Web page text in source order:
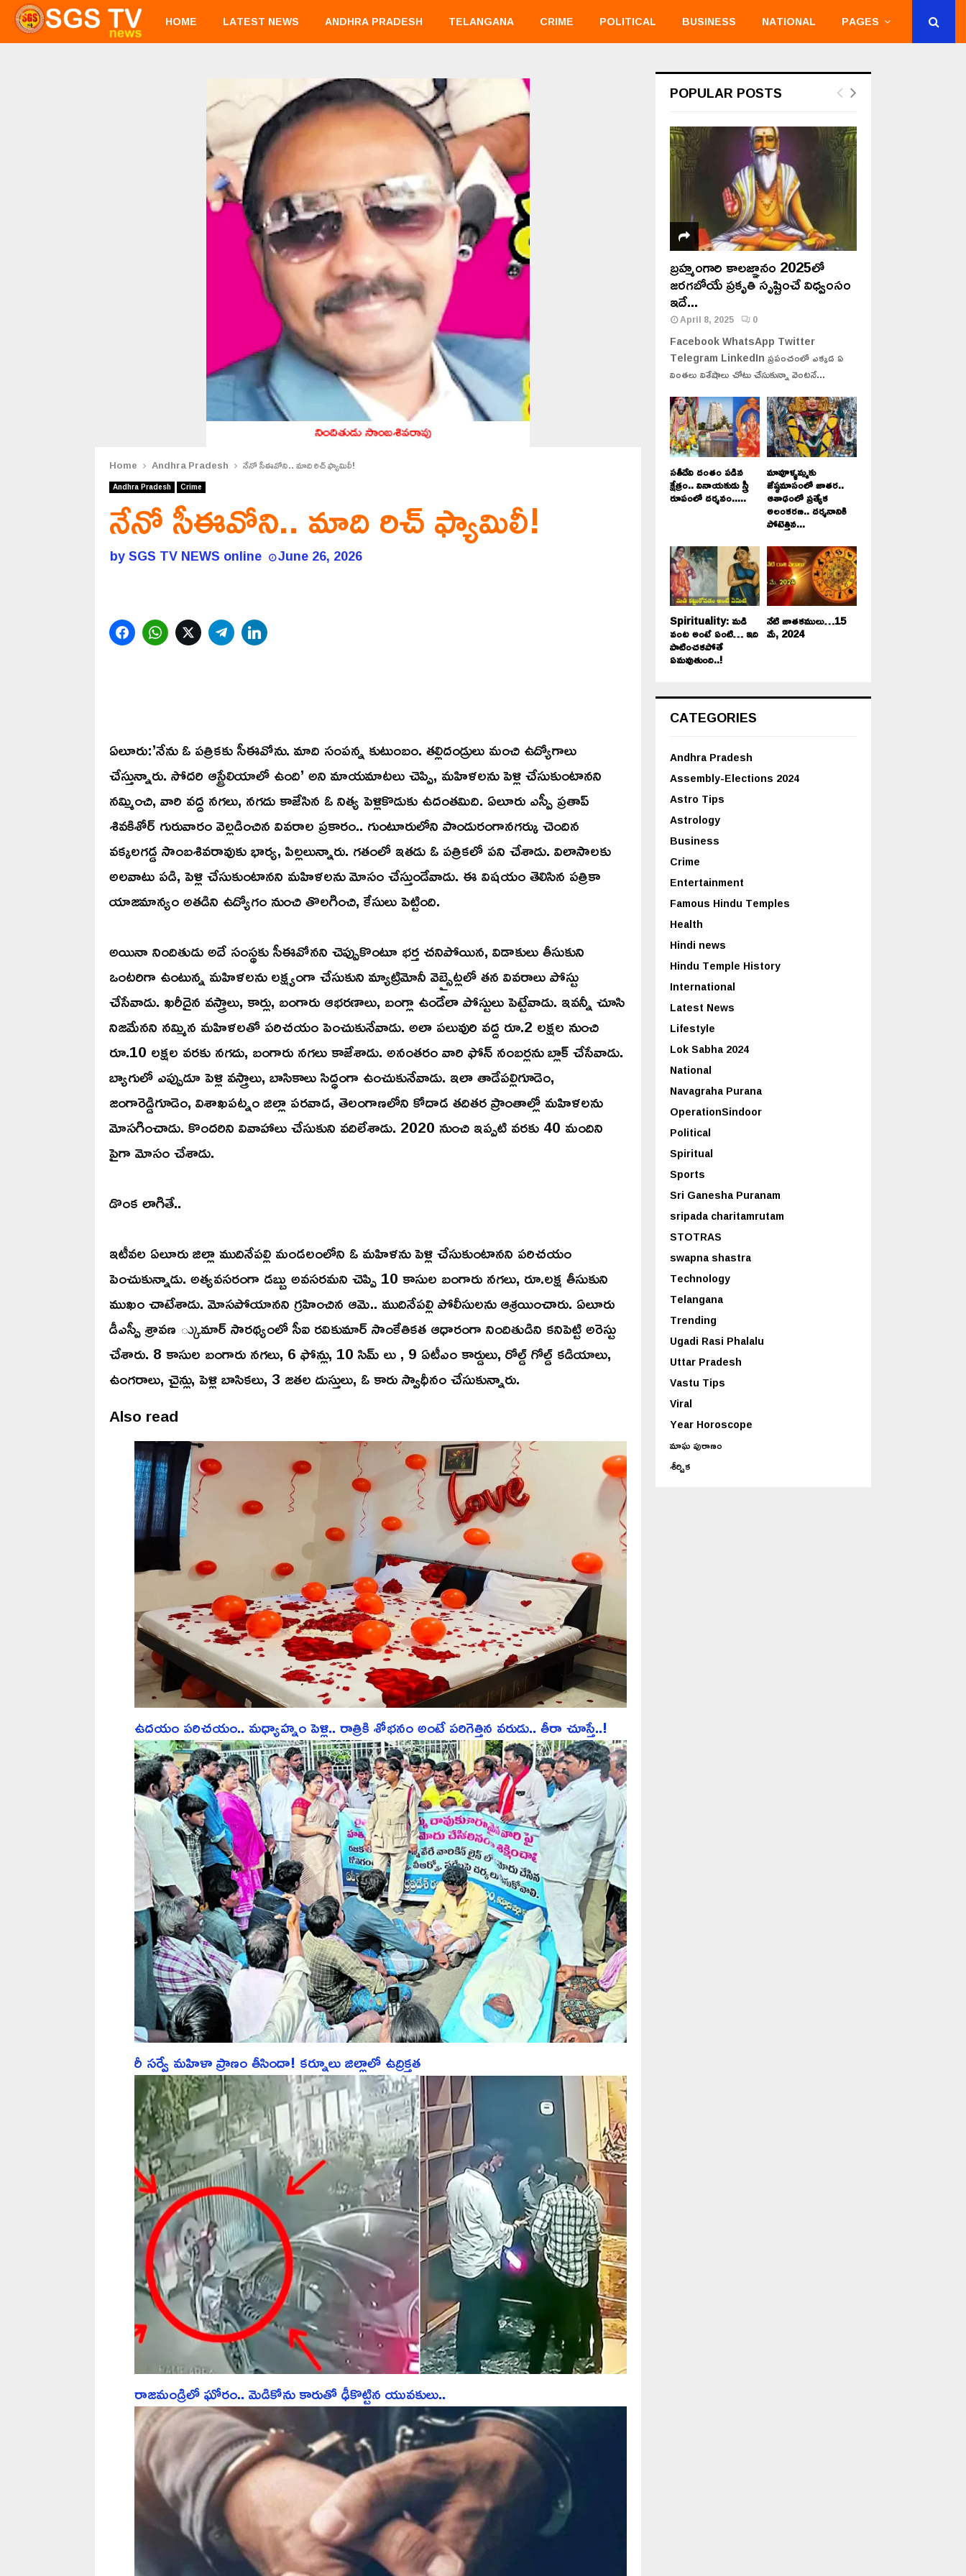
HOME LATEST NEWS ANDHRA PRADESH TELANGANA CRIME POLITICAL BUSINESS NATIONAL PAGES
Home Andhra Pradesh నేనో సీఈవోని.. మాది రిచ్ ఫ్యామిలీ!
Andhra Pradesh Crime
నేనో సీఈవోని.. మాది రిచ్ ఫ్యామిలీ!
bySGS TV NEWS online June 26, 2026
FacebookWhatsAppTwitterTelegram
ఏలూరు:’నేను ఓ పత్రికకు సీఈవోను. మాది సంపన్న కుటుంబం. తల్లిదండ్రులు మంచి ఉద్యోగాలు
చేస్తున్నారు. సోదరి ఆస్ట్రేలియాలో ఉంది’ అని మాయమాటలు చెప్పి, మహిళలను పెళ్లి చేసుకుంటానని
నమ్మించి, వారి వద్ద నగలు, నగదు కాజేసిన ఓ నిత్య పెళ్లికొడుకు ఉదంతమిది. ఏలూరు ఎస్పీ ప్రతాప్
శివకిశోర్ గురువారం వెల్లడించిన వివరాల ప్రకారం.. గుంటూరులోని పాండురంగానగర్కు చెందిన
వక్కలగడ్డ సాంబశివరావుకు భార్య, పిల్లలున్నారు. గతంలో ఇతడు ఓ పత్రికలో పని చేశాడు. విలాసాలకు
అలవాటు పడి, పెళ్లి చేసుకుంటానని మహిళలను మోసం చేస్తుండేవాడు. ఈ విషయం తెలిసిన పత్రికా
యాజమాన్యం అతడిని ఉద్యోగం నుంచి తొలగించి, కేసులు పెట్టింది.
అయినా నిందితుడు అదే సంస్థకు సీఈవోనని చెప్పుకొంటూ భర్త చనిపోయిన, విడాకులు తీసుకుని
ఒంటరిగా ఉంటున్న మహిళలను లక్ష్యంగా చేసుకుని మ్యాట్రిమోనీ వెబ్సైట్లలో తన వివరాలు పోస్టు
చేసేవాడు. ఖరీదైన వస్త్రాలు, కార్లు, బంగారు ఆభరణాలు, బంగ్లా ఉండేలా పోస్టులు పెట్టేవాడు. ఇవన్నీ చూసి
నిజమేనని నమ్మిన మహిళలతో పరిచయం పెంచుకునేవాడు. అలా పలువురి వద్ద రూ.2 లక్షల నుంచి
రూ.10 లక్షల వరకు నగదు, బంగారు నగలు కాజేశాడు. అనంతరం వారి ఫోన్ నంబర్లను బ్లాక్ చేసేవాడు.
బ్యాగులో ఎప్పుడూ పెళ్లి వస్త్రాలు, బాసికాలు సిద్ధంగా ఉంచుకునేవాడు. ఇలా తాడేపల్లిగూడెం,
జంగారెడ్డిగూడెం, విశాఖపట్నం జిల్లా పరవాడ, తెలంగాణలోని కోదాడ తదితర ప్రాంతాల్లో మహిళలను
మోసగించాడు. కొందరిని వివాహాలు చేసుకుని వదిలేశాడు. 2020 నుంచి ఇప్పటి వరకు 40 మందిని
పైగా మోసం చేశాడు.
డొంక లాగితే..
ఇటీవల ఏలూరు జిల్లా ముదినేపల్లి మండలంలోని ఓ మహిళను పెళ్లి చేసుకుంటానని పరిచయం
పెంచుకున్నాడు. అత్యవసరంగా డబ్బు అవసరమని చెప్పి 10 కాసుల బంగారు నగలు, రూ.లక్ష తీసుకుని
ముఖం చాటేశాడు. మోసపోయానని గ్రహించిన ఆమె.. ముదినేపల్లి పోలీసులను ఆశ్రయించారు. ఏలూరు
డీఎస్పీ శ్రావణ ్కుమార్ సారథ్యంలో సీఐ రవికుమార్ సాంకేతికత ఆధారంగా నిందితుడిని కనిపెట్టి అరెస్టు
చేశారు. 8 కాసుల బంగారు నగలు, 6 ఫోన్లు, 10 సిమ్ లు , 9 ఏటీఎం కార్డులు, రోల్డ్ గోల్డ్ కడియాలు,
ఉంగరాలు, చైన్లు, పెళ్లి బాసికలు, 3 జతల దుస్తులు, ఓ కారు స్వాధీనం చేసుకున్నారు.
Also read
ఉదయం పరిచయం.. మధ్యాహ్నం పెళ్లి.. రాత్రికి శోభనం అంటే పరిగెత్తిన వరుడు.. తీరా చూస్తే..!
రీ సర్వే మహిళా ప్రాణం తీసిందా! కర్నూలు జిల్లాలో ఉద్రిక్తత
రాజమండ్రిలో ఘోరం.. మెడికోను కారుతో ఢీకొట్టిన యువకులు..
POPULAR POSTS
బ్రహ్మంగారి కాలజ్ఞానం 2025లో
జరగబోయే ప్రకృతి సృష్టించే విధ్వంసం
ఇదే...
April 8, 2025 0
Facebook WhatsApp Twitter
Telegram LinkedIn ప్రపంచంలో ఎక్కడ ఏ
వింతలు విశేషాలు చోటు చేసుకున్నా వెంటనే...
సతీదేవి దంతం పడిన
క్షేత్రం.. వినాయకుడు స్త్రీ
రూపంలో దర్శనం.....
మావూళ్ళమ్మకు
జేష్ఠమాసంలో జాతర..
ఆశాఢంలో ప్రత్యేక
అలంకరణ.. దర్శనానికి
పోటెత్తిన...
Spirituality: మడి
వంట అంటే ఏంటి… ఇది
పాటించకపోతే
ఏమవుతుంది..!
నేటి జాతకములు…15
మే, 2024
CATEGORIES
Andhra Pradesh
Assembly-Elections 2024
Astro Tips
Astrology
Business
Crime
Entertainment
Famous Hindu Temples
Health
Hindi news
Hindu Temple History
International
Latest News
Lifestyle
Lok Sabha 2024
National
Navagraha Purana
OperationSindoor
Political
Spiritual
Sports
Sri Ganesha Puranam
sripada charitamrutam
STOTRAS
swapna shastra
Technology
Telangana
Trending
Ugadi Rasi Phalalu
Uttar Pradesh
Vastu Tips
Viral
Year Horoscope
మాఘ పురాణం
శీర్షిక